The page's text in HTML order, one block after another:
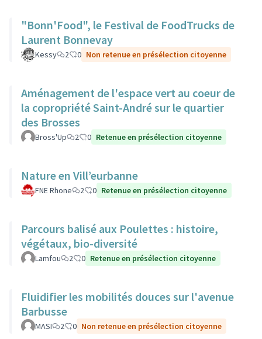
"Bonn'Food", le Festival de FoodTrucks de
Laurent Bonnevay
Kessy 2 0 Non retenue en présélection citoyenne
Aménagement de l'espace vert au coeur de
la copropriété Saint-André sur le quartier
des Brosses
Bross'Up 2 0 Retenue en présélection citoyenne
Nature en Vill’eurbanne
FNE Rhone 2 0 Retenue en présélection citoyenne
Parcours balisé aux Poulettes : histoire,
végétaux, bio-diversité
Lamfou 2 0 Retenue en présélection citoyenne
Fluidifier les mobilités douces sur l'avenue
Barbusse
MASI 2 0 Non retenue en présélection citoyenne